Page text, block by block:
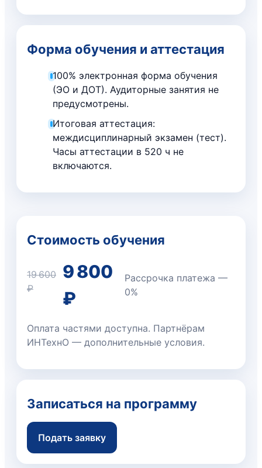
Форма обучения и аттестация
100% электронная форма обучения
(ЭО и ДОТ). Аудиторные занятия не
предусмотрены.
Итоговая аттестация:
междисциплинарный экзамен (тест).
Часы аттестации в 520 ч не
включаются.
Стоимость обучения
19 600
₽
9 800
₽
Рассрочка платежа —
0%
Оплата частями доступна. Партнёрам
ИНТехнО — дополнительные условия.
Записаться на программу
Подать заявку